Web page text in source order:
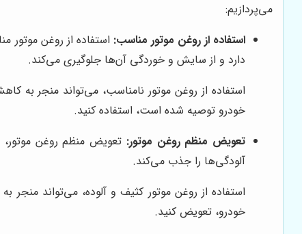
می‌پردازیم:
استفاده از روغن موتور مناسب: استفاده از روغن موتور
دارد و از سایش و خوردگی آن‌ها جلوگیری می‌کند.
استفاده از روغن موتور نامناسب، می‌تواند منجر به
خودرو توصیه شده است، استفاده کنید.
تعویض منظم روغن موتور: تعویض منظم روغن
آلودگی‌ها را جذب می‌کند.
استفاده از روغن موتور کثیف و آلوده، می‌تواند
خودرو، تعویض کنید.